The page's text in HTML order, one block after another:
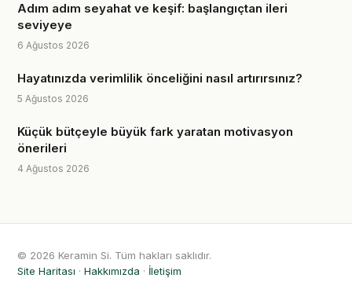
Adım adım seyahat ve keşif: başlangıçtan ileri
seviyeye
6 Ağustos 2026
Hayatınızda verimlilik önceliğini nasıl artırırsınız?
5 Ağustos 2026
Küçük bütçeyle büyük fark yaratan motivasyon
önerileri
4 Ağustos 2026
© 2026 Keramin Si. Tüm hakları saklıdır.
Site Haritası · Hakkımızda · İletişim